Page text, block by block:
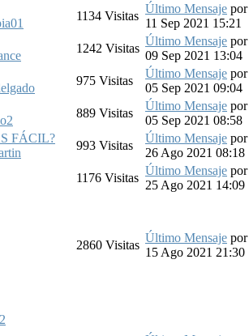
1134 Visitas
Último Mensaje por
11 Sep 2021 15:21
1242 Visitas
Último Mensaje por
09 Sep 2021 13:04
975 Visitas
Último Mensaje por
05 Sep 2021 09:04
889 Visitas
Último Mensaje por
05 Sep 2021 08:58
FÁCIL?
993 Visitas
Último Mensaje por
26 Ago 2021 08:18
1176 Visitas
Último Mensaje por
25 Ago 2021 14:09
2860 Visitas
Último Mensaje por
15 Ago 2021 21:30